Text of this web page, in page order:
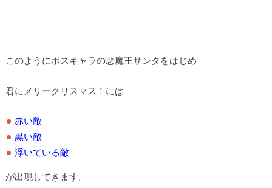
このようにボスキャラの悪魔王サンタをはじめ
君にメリークリスマス！には
赤い敵
黒い敵
浮いている敵
が出現してきます。